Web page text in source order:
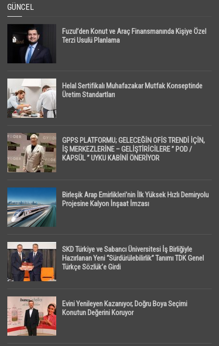
GÜNCEL
Fuzul’den Konut ve Araç Finansmanında Kişiye Özel
Terzi Usulü Planlama
Helal Sertifikalı Muhafazakar Mutfak Konseptinde
Üretim Standartları
GPPS PLATFORMU; GELECEĞİN OFİS TRENDİ İÇİN,
İŞ MERKEZLERİNE – GELİŞTİRİCİLERE ” POD /
KAPSÜL ” UYKU KABİNİ ÖNERİYOR
Birleşik Arap Emirlikleri’nin İlk Yüksek Hızlı Demiryolu
Projesine Kalyon İnşaat İmzası
SKD Türkiye ve Sabancı Üniversitesi İş Birliğiyle
Hazırlanan Yeni “Sürdürülebilirlik” Tanımı TDK Genel
Türkçe Sözlük’e Girdi
Evini Yenileyen Kazanıyor, Doğru Boya Seçimi
Konutun Değerini Koruyor